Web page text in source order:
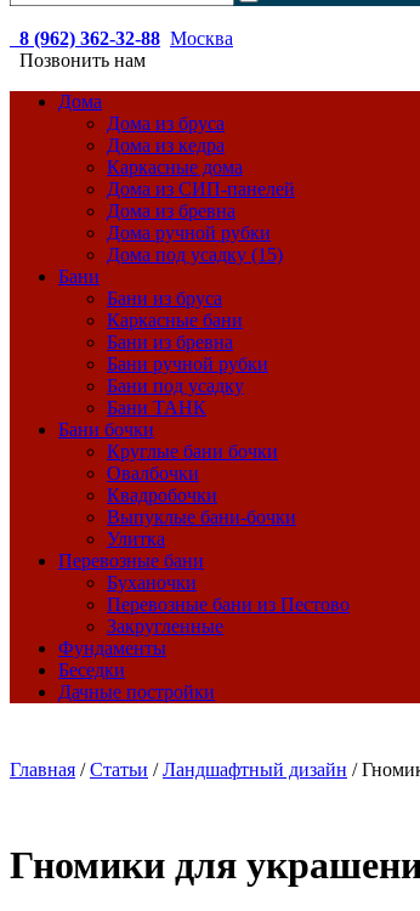
8 (962) 362-32-88 Москва
Позвонить нам
Дома
Дома из бруса
Дома из кедра
Каркасные дома
Дома из СИП-панелей
Дома из бревна
Дома ручной рубки
Дома под усадку (15)
Бани
Бани из бруса
Каркасные бани
Бани из бревна
Бани ручной рубки
Бани под усадку
Бани ТАНК
Бани бочки
Круглые бани бочки
Овалбочки
Квадробочки
Выпуклые бани-бочки
Улитка
Перевозные бани
Буханочки
Перевозные бани из Пестово
Закругленные
Фундаменты
Беседки
Дачные постройки
Главная /Статьи /Ландшафтный дизайн /
Гномики для